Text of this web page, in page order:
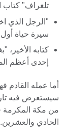
تلغراف" كتاب
"الرجل الذي
سيرة حياة
كتابه الأخير،
إحدى أعظم
أما عمله القادم
من مكة المكرمة
الحادي والعشرين.